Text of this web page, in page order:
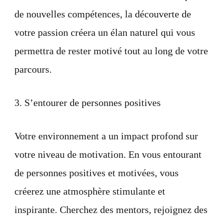
de nouvelles compétences, la découverte de
votre passion créera un élan naturel qui vous
permettra de rester motivé tout au long de votre
parcours.
3. S’entourer de personnes positives
Votre environnement a un impact profond sur
votre niveau de motivation. En vous entourant
de personnes positives et motivées, vous
créerez une atmosphère stimulante et
inspirante. Cherchez des mentors, rejoignez des